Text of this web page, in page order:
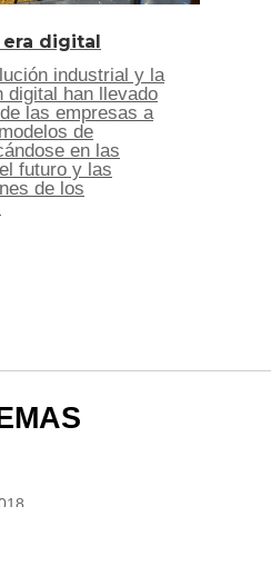
era digital
industrial y la
digital han llevado
las empresas a
de
en las
futuro y las
de los